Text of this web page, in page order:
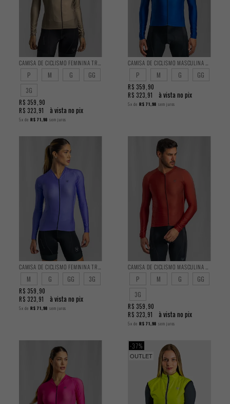
P M G
GG
3G
R$ 359,90
R$ 323,91
à vista no pix
5x de R$ 71,98 sem juros
P M G GG
R$ 359,90
R$ 323,91
à vista no pix
5x de R$ 71,98 sem juros
M G GG 3G
R$ 359,90
R$ 323,91
à vista no pix
5x de R$ 71,98 sem juros
P M G
GG
3G
R$ 359,90
R$ 323,91
à vista no pix
5x de R$ 71,98 sem juros
OUTLET
37%